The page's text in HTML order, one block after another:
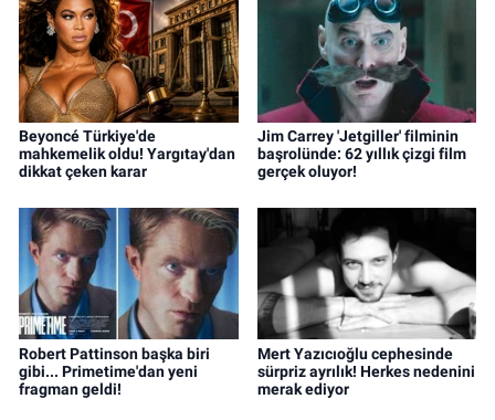
Beyoncé Türkiye'de
mahkemelik oldu! Yargıtay'dan
dikkat çeken karar
Jim Carrey 'Jetgiller' filminin
başrolünde: 62 yıllık çizgi film
gerçek oluyor!
Robert Pattinson başka biri
gibi... Primetime'dan yeni
fragman geldi!
Mert Yazıcıoğlu cephesinde
sürpriz ayrılık! Herkes nedenini
merak ediyor